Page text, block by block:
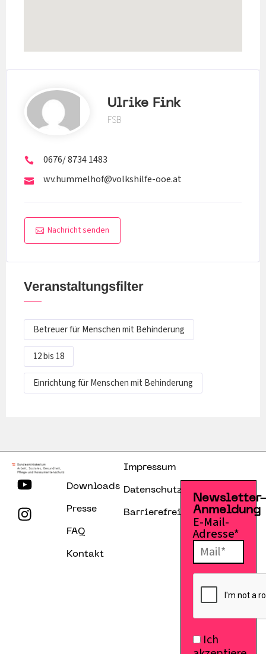
Ulrike Fink
FSB
0676/ 8734 1483
wv.hummelhof@volkshilfe-ooe.at
Nachricht senden
Veranstaltungsfilter
Betreuer für Menschen mit Behinderung
12 bis 18
Einrichtung für Menschen mit Behinderung
Downloads
Presse
FAQ
Kontakt
Impressum
Datenschutzerklärung
Barrierefreiheitserklärung
Anmeldung
E-Mail-
Adresse*
Ich